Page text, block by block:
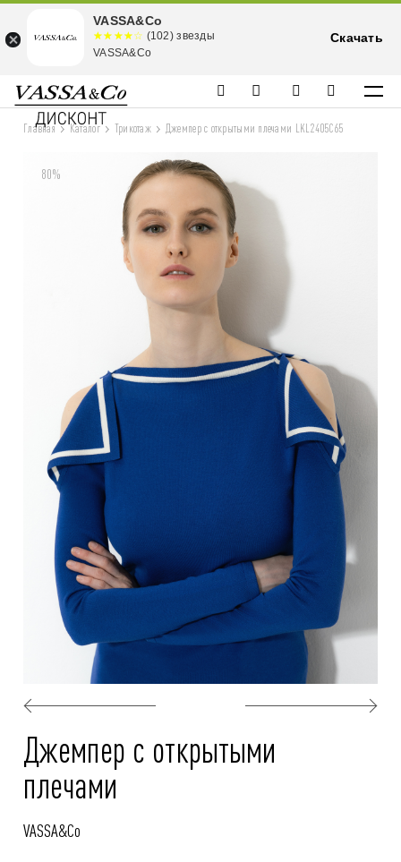
Главная Каталог Трикотаж Джемпер с открытыми плечами LKL2405C65
80%
Джемпер с открытыми
плечами
VASSA&Co
VASSA&Co
☆☆☆☆☆
★★★★
★
(102) звезды
VASSA&Co
Скачать